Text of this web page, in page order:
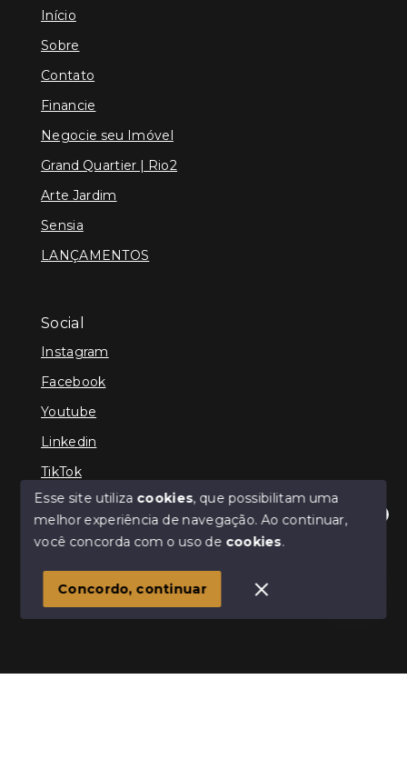
Olá! Estamos disponíveis para te ajudar.
Início
Sobre
Contato
Financie
Negocie seu Imóvel
Grand Quartier | Rio2
Arte Jardim
Sensia
LANÇAMENTOS
Social
Instagram
Facebook
Youtube
Linkedin
TikTok
© Copyright 2026 - TEFE IMÓVEIS - Todos os direitos
SITE PARA IMOBILIARIA
Esse site utiliza cookies, que possibilitam uma
melhor experiência de navegação.Ao continuar,
você concorda com o uso de cookies.
Concordo, continuar